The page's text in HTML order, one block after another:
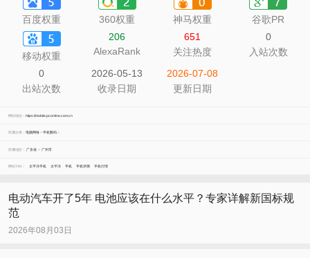
百度权重 360权重 神马权重 谷歌PR
移动权重
206
AlexaRank
651
关注热度
0
入站次数
0
出站次数
2026-05-13
收录日期
2026-07-08
更新日期
网站地址： https://mobile.pconline.com.cn
所属分类： 电脑网络>手机数码>
所属地区： 广东省> 广州市
网站TAG： 太平洋手机 太平洋 手机 手机评测 手机行情
电动汽车开了5年 电池应该在什么水平？专家详解新国标规
范
2026年08月03日